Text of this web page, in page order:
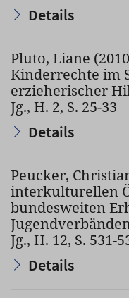
Details
Pluto, Liane
Kinderrechte im
erzieherischer
Jg., H. 2, S. 25-33
Details
Peucker,
interkulturellen
bundesweiten
Jg., H. 12, S. 531-
Details